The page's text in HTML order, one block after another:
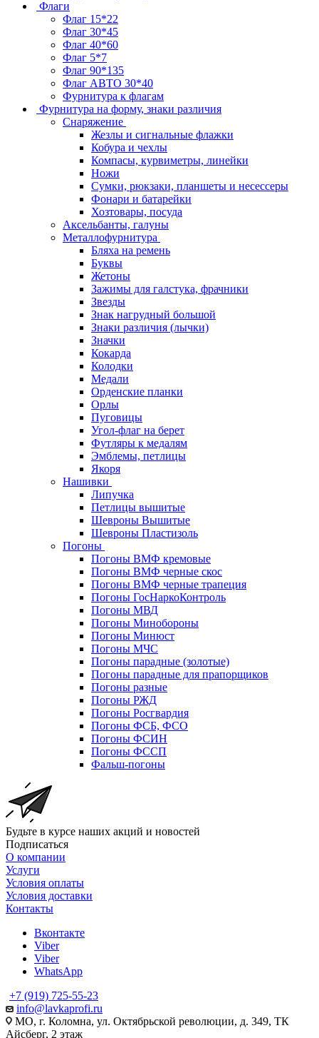
Флаги
Флаг 15*22
Флаг 30*45
Флаг 40*60
Флаг 5*7
Флаг 90*135
Флаг АВТО 30*40
Фурнитура к флагам
Фурнитура на форму, знаки различия
Снаряжение
Жезлы и сигнальные флажки
Кобура и чехлы
Компасы, курвиметры, линейки
Ножи
Сумки, рюкзаки, планшеты и несессеры
Фонари и батарейки
Хозтовары, посуда
Аксельбанты, галуны
Металлофурнитура
Бляха на ремень
Буквы
Жетоны
Зажимы для галстука, фрачники
Звезды
Знак нагрудный большой
Знаки различия (лычки)
Значки
Кокарда
Колодки
Медали
Орденские планки
Орлы
Пуговицы
Угол-флаг на берет
Футляры к медалям
Эмблемы, петлицы
Якоря
Нашивки
Липучка
Петлицы вышитые
Шевроны Вышитые
Шевроны Пластизоль
Погоны
Погоны ВМФ кремовые
Погоны ВМФ черные скос
Погоны ВМФ черные трапеция
Погоны ГосНаркоКонтроль
Погоны МВД
Погоны Минобороны
Погоны Минюст
Погоны МЧС
Погоны парадные (золотые)
Погоны парадные для прапорщиков
Погоны разные
Погоны РЖД
Погоны Росгвардия
Погоны ФСБ, ФСО
Погоны ФСИН
Погоны ФССП
Фальш-погоны
Будьте в курсе наших акций и новостей
Подписаться
О компании
Услуги
Условия оплаты
Условия доставки
Контакты
Вконтакте
Viber
Viber
WhatsApp
+7 (919) 725-55-23
info@lavkaprofi.ru
МО, г. Коломна, ул. Октябрьской революции, д. 349, ТК
Айсберг, 2 этаж